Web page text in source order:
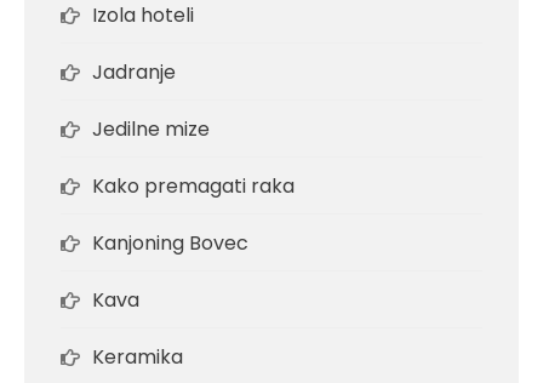
Izola hoteli
Jadranje
Jedilne mize
Kako premagati raka
Kanjoning Bovec
Kava
Keramika